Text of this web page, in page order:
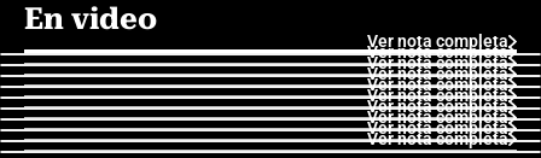
En video
Ver nota completa
Ver nota completa
Ver nota completa
Ver nota completa
Ver nota completa
Ver nota completa
Ver nota completa
Ver nota completa
Ver nota completa
Ver nota completa